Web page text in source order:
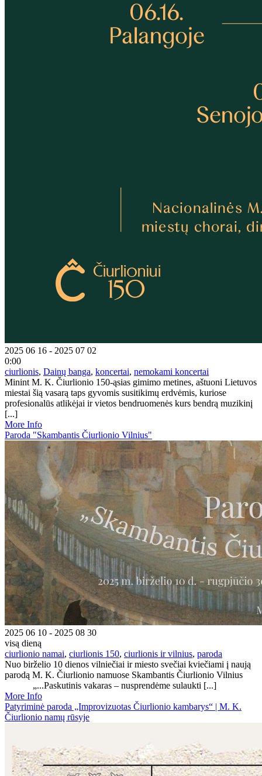
2025 06 16 - 2025 07 02
0:00
ciurlionis, Dainų banga, koncertai, nemokami koncertai
Minint M. K. Čiurlionio 150-ąsias gimimo metines, aštuoni Lietuvos
miestai šią vasarą taps gyvomis susitikimų erdvėmis, kuriose
profesionalūs atlikėjai ir vietos bendruomenės kurs bendrą muzikinį
[...]
More Info
Paroda "Skambantis Čiurlionio Vilnius"
2025 06 10 - 2025 08 30
visą dieną
ciurlionio namai, ciurlionis 150, ciurlionis ir vilnius, paroda
Nuo birželio 10 dienos vilniečiai ir miesto svečiai kviečiami į naują
parodą M. K. Čiurlionio namuose Skambantis Čiurlionio Vilnius
„...Paskutinis vakaras – nusprendėme sulaukti [...]
More Info
Patyriminė paroda „Improvizuotas Čiurlionio kambarys“ | M. K.
Čiurlionio namų rūsyje